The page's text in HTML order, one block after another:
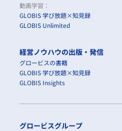
動画学習：
GLOBIS 学び放題×知見録
GLOBIS Unlimited
経営ノウハウの出版・発信
グロービスの書籍
GLOBIS 学び放題×知見録
GLOBIS Insights
グロービスグループ